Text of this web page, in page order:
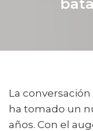
La
ha tomado un
años. Con el